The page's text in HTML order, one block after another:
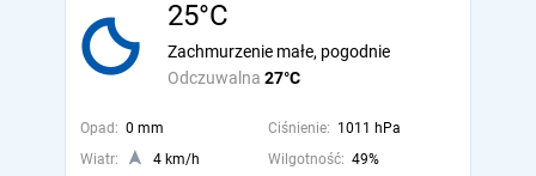
25°C
Odczuwalna 27°C
Zachmurzenie małe, pogodnie
Opad: 0 mm Ciśnienie: 1011 hPa
Wiatr:
4 km/h Wilgotność: 49%